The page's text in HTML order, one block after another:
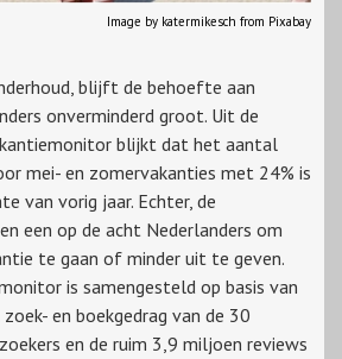
Image by katermikesch from Pixabay
blijft de behoefte aan
onverminderd groot. Uit de
blijkt dat het aantal
mei- en zomervakanties met 24% is
van vorig jaar. Echter, de
een op de acht Nederlanders om
te gaan of minder uit te geven.
is samengesteld op basis van
en boekgedrag van de 30
en de ruim 3,9 miljoen reviews